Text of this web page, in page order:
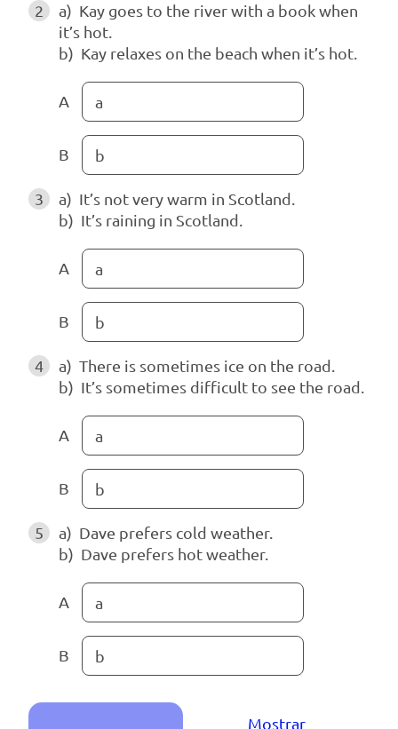
2
a) Kay goes to the river with a book when
it’s hot.
b) Kay relaxes on the beach when it’s hot.
A a
B b
3
a) It’s not very warm in Scotland.
b) It’s raining in Scotland.
A a
B b
4
a) There is sometimes ice on the road.
b) It’s sometimes difficult to see the road.
A a
B b
5
a) Dave prefers cold weather.
b) Dave prefers hot weather.
A a
B b
Mostrar